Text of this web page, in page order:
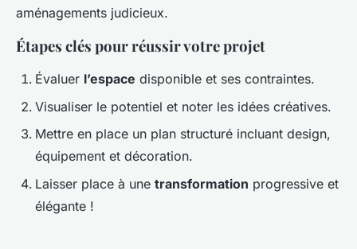
aménagements judicieux.
Étapes clés pour réussir votre projet
Évaluer l’espace disponible et ses contraintes.
Visualiser le potentiel et noter les idées créatives.
Mettre en place un plan structuré incluant design,
équipement et décoration.
Laisser place à une transformation progressive et
élégante !